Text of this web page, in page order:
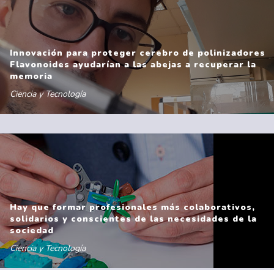
Innovación para proteger cerebro de polinizadores
Flavonoides ayudarían a las abejas a recuperar la
memoria
Ciencia y Tecnología
Hay que formar profesionales más colaborativos,
solidarios y conscientes de las necesidades de la
sociedad
Ciencia y Tecnología